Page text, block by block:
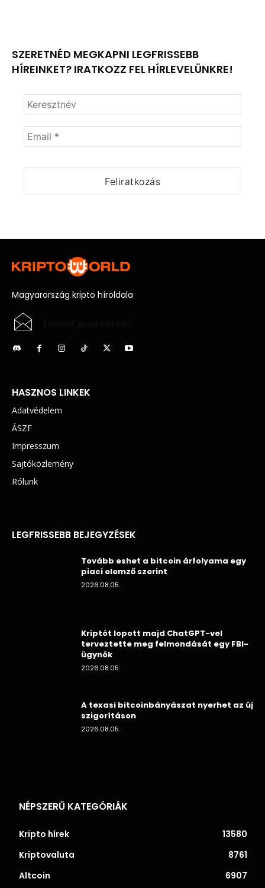
SZERETNÉD MEGKAPNI LEGFRISSEBB
HÍREINKET? IRATKOZZ FEL HÍRLEVELÜNKRE!
Magyarország kripto híroldala
HASZNOS LINKEK
Adatvédelem
ÁSZF
Impresszum
Sajtóközlemény
Rólunk
LEGFRISSEBB BEJEGYZÉSEK
Tovább eshet a bitcoin árfolyama egy
piaci elemző szerint
2026.08.05.
Kriptót lopott majd ChatGPT-vel
terveztette meg felmondását egy FBI-
ügynök
2026.08.05.
A texasi bitcoinbányászat nyerhet az új
szigorításon
2026.08.05.
NÉPSZERŰ KATEGÓRIÁK
Kripto hírek
13580
Kriptovaluta
8761
Altcoin
6907